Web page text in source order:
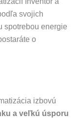
svojich
spotrebou energie
o
izbovú
a veľkú úsporu